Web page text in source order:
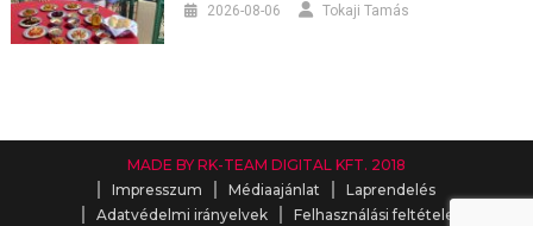
2026-08-06 Tokaji Tamás
MADE BY RK-TEAM DIGITAL KFT. 2018
Impresszum
Médiaajánlat
Laprendelés
Adatvédelmi irányelvek
Felhasználási feltételek